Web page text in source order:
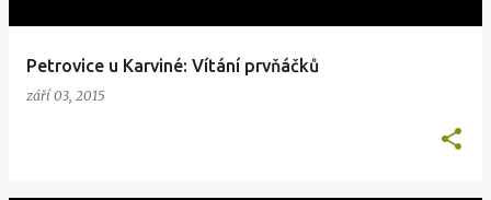
Petrovice u Karviné: Vítání prvňáčků
září 03, 2015